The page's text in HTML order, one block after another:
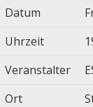
Datum
Uhrzeit
Veranstalter
Ort